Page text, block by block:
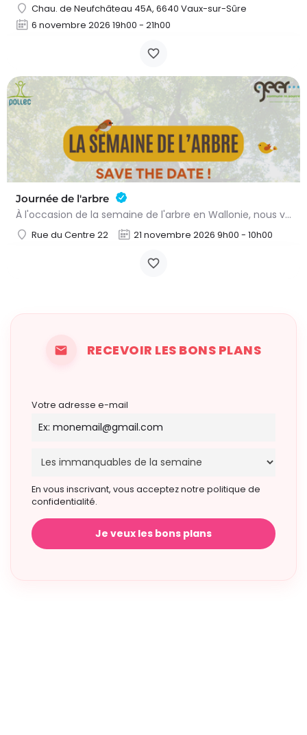
Chau. de Neufchâteau 45A, 6640 Vaux-sur-Sûre
6 novembre 2026 19h00 - 21h00
Journée de l'arbre
À l'occasion de la semaine de l'arbre en Wallonie, nous vous proposons l'annuelle distribution gratuite des…
Rue du Centre 22 21 novembre 2026 9h00 - 10h00
RECEVOIR LES BONS PLANS
Votre adresse e-mail
En vous inscrivant, vous acceptez notre politique de
confidentialité.